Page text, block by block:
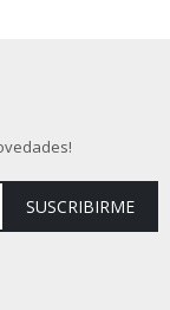
SUSCRIBIRME